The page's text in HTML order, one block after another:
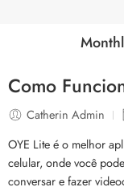
Como
Catherin Admin
OYE Lite é o melhor
celular, onde você
conversar e fazer